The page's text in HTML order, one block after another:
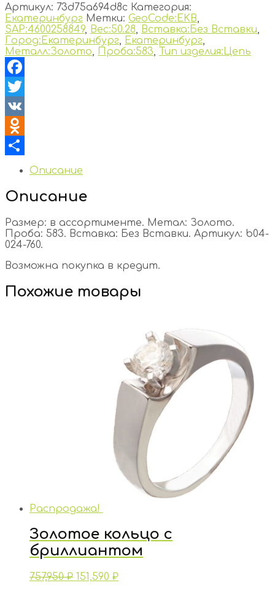
Артикул: 73d75a694d8c Категория:
Екатеринбург Метки: GeoCode:EKB,
SAP:4600258849, Вес:50.28, Вставка:Без Вставки,
Город:Екатеринбург, Екатеринбург,
Металл:Золото, Проба:583, Тип изделия:Цепь
Facebook
Twitter
VK
Odnoklassniki
Отправить
Описание
Описание
Размер: в ассортименте. Метал: Золото.
Проба: 583. Вставка: Без Вставки. Артикул: b04-
024-760.
Возможна покупка в кредит.
Похожие товары
Распродажа!
Золотое кольцо с
бриллиантом
757,950₽ 151,590 ₽